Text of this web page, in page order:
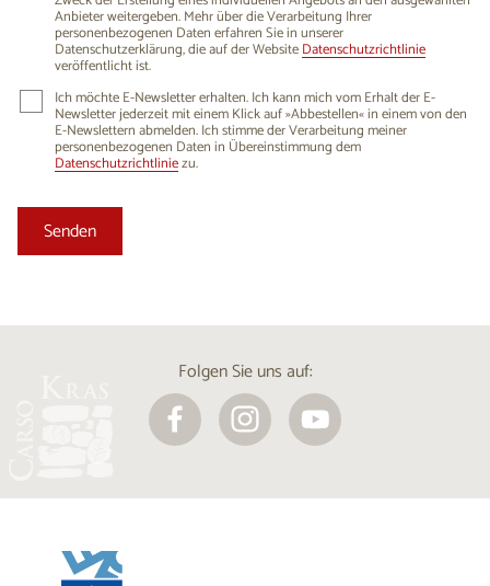
Anbieter weitergeben. Mehr über die Verarbeitung Ihrer
personenbezogenen Daten erfahren Sie in unserer
Datenschutzerklärung, die auf der WebsiteDatenschutzrichtlinie
veröffentlicht ist.
Ich möchte E-Newsletter erhalten. Ich kann mich vom Erhalt der E-
Newsletter jederzeit mit einem Klick auf »Abbestellen« in einem von den
E-Newslettern abmelden. Ich stimme der Verarbeitung meiner
personenbezogenen Daten in Übereinstimmung dem
Datenschutzrichtliniezu.
Folgen Sie uns auf: